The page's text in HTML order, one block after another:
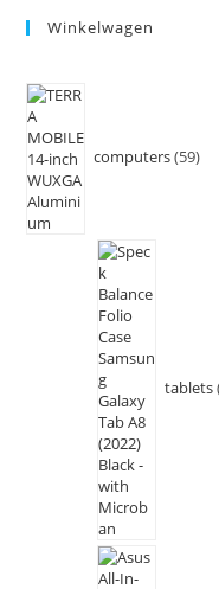
Winkelwagen
computers 59
tablets